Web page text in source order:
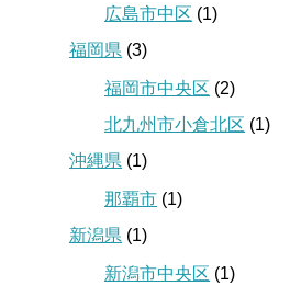
広島市中区 (1)
福岡県 (3)
福岡市中央区 (2)
北九州市小倉北区 (1)
沖縄県 (1)
那覇市 (1)
新潟県 (1)
新潟市中央区 (1)